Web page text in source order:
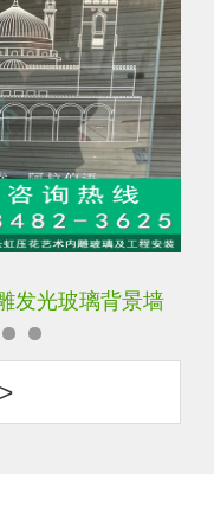
发光玻璃背景墙